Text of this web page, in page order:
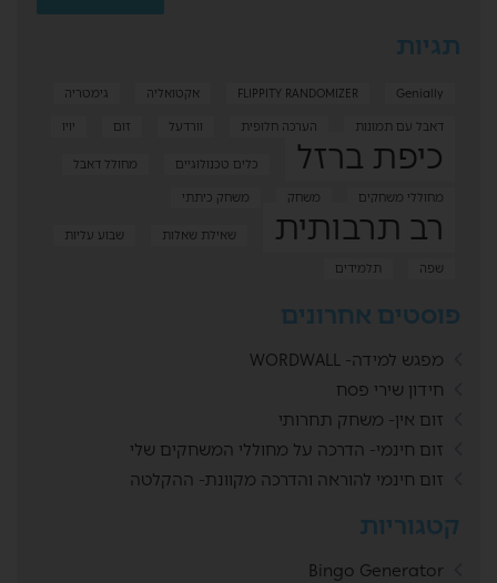
תגיות
FLIPPITY RANDOMIZER Genially אקטואליה
גימטריה
דאבל עם תמונות
הערכה חלופית וורדעל זום יויו
כיפת ברזל כלים טכנולוגיים
מחולל דאבל
מחוללי משחקים
משחק משחק כיתתי
רב תרבותית שאילת שאלות
שבוע עליות
שפה
תלמידים
פוסטים אחרונים
מפגש למידה- WORDWALL
חידון שירי פסח
זום אין- משחק תחרותי
זום חינמי- הדרכה על מחוללי המשחקים שלי
זום חינמי להוראה והדרכה מקוונת- ההקלטה
קטגוריות
Bingo Generator